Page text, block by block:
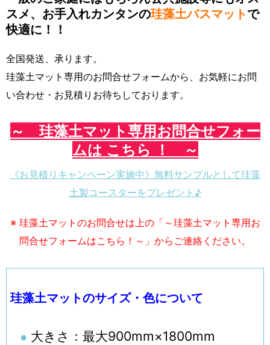
スメ、お手入れカンタンの珪藻土バスマットで
快適に！！
全国発送、承ります。
珪藻土マット専用のお問合せフォームから、お気軽にお問
い合わせ・お見積りお待ちしております。
～ 珪藻土マット専用お問合せフォー
ムは こちら ！ ～
《お見積りキャンペーン実施中》無料サンプルとして珪藻
土製コースターをプレゼント♪
※ 珪藻土マットのお問合せは上の「～珪藻土マット専用お
問合せフォームはこちら！～」からご連絡ください。
珪藻土マットのサイズ・色について
大きさ：最大900mm×1800mm